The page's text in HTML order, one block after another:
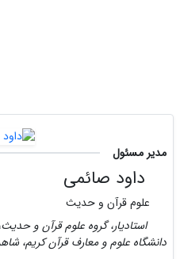
مدیر مسئول
داود صائمی
علوم قرآن و حدیث
استادیار، گروه علوم قرآن و
دانشگاه علوم و معارف قرآن کریم،